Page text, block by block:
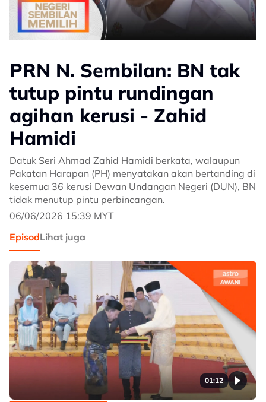
PRN N. Sembilan: BN tak
tutup pintu rundingan
agihan kerusi - Zahid
Hamidi
Datuk Seri Ahmad Zahid Hamidi berkata, walaupun
Pakatan Harapan (PH) menyatakan akan bertanding di
kesemua 36 kerusi Dewan Undangan Negeri (DUN), BN
tidak menutup pintu perbincangan.
06/06/2026 15:39 MYT
EpisodLihat juga
01:12